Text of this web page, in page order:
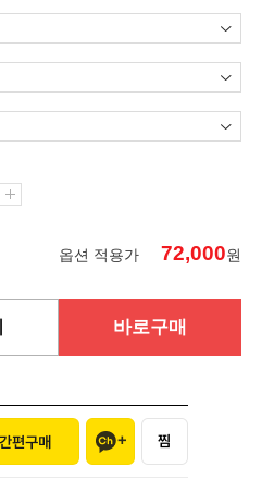
옵션 적용가 72,000원
바로구매